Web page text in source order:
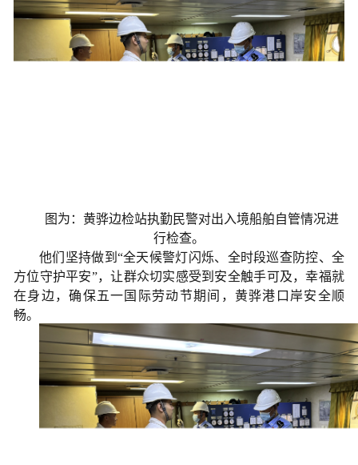
图为：黄骅边检站执勤民警对出入境船舶自管情况进
行检查。
他们坚持做到“全天候警灯闪烁、全时段巡查防控、全
方位守护平安”，让群众切实感受到安全触手可及，幸福就
在身边，确保五一国际劳动节期间，黄骅港口岸安全顺
畅。